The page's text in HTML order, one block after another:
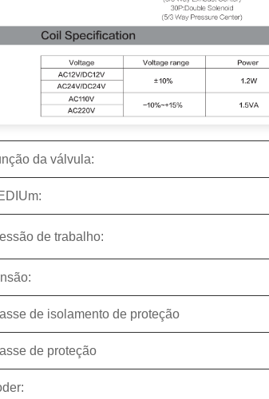
da válvula:
m:
de trabalho:
de isolamento de proteção
de proteção